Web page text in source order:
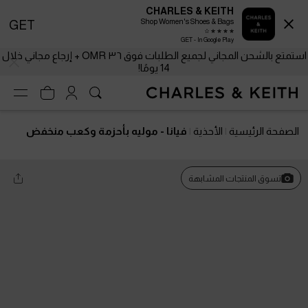
استمتع بالشحن المجاني لجميع الطلبات فوق ٣٦ OMR + إرجاع مجاني خلال
14 يومًا!
الصفحة الرئيسية الأحذية فيانا - موليه بأحزمة وكعب منخفض
تسوق المنتجات المشابهة
CHARLES & KEITH
Shop Women's Shoes & Bags
GET - In Google Play
GET